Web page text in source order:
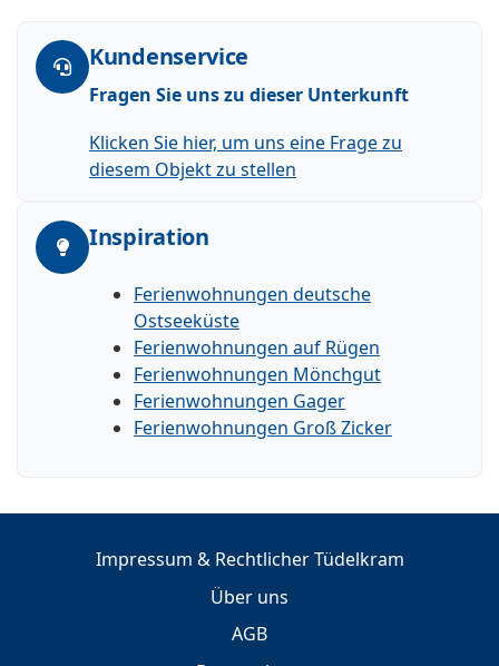
Kundenservice
Fragen Sie uns zu dieser Unterkunft
Klicken Sie hier, um uns eine Frage zu
diesem Objekt zu stellen
Inspiration
Ferienwohnungen deutsche
Ostseeküste
Ferienwohnungen auf Rügen
Ferienwohnungen Mönchgut
Ferienwohnungen Gager
Ferienwohnungen Groß Zicker
Impressum & Rechtlicher Tüdelkram
Über uns
AGB